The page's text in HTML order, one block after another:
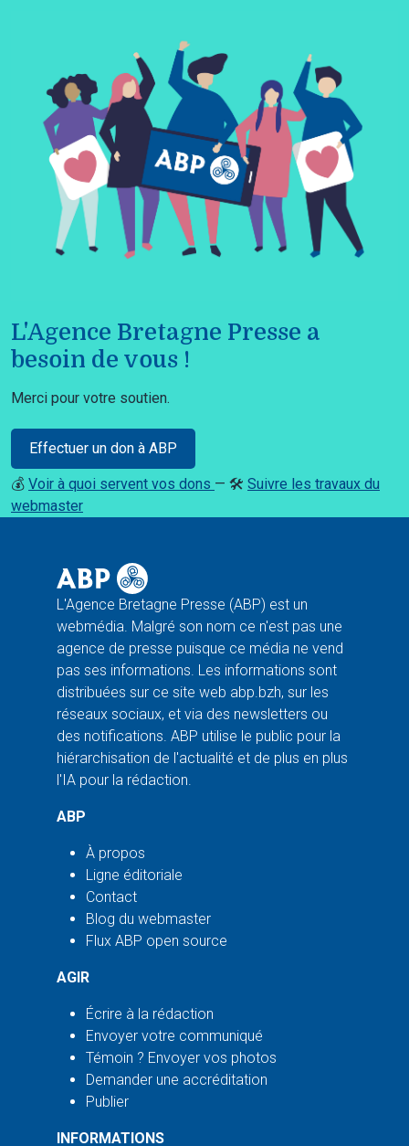
L'Agence Bretagne Presse a
besoin de vous !
Merci pour votre soutien.
Effectuer un don à ABP
💰 Voir à quoi servent vos dons — 🛠️ Suivre les travaux du
webmaster
L'Agence Bretagne Presse (ABP) est un
webmédia. Malgré son nom ce n'est pas une
agence de presse puisque ce média ne vend
pas ses informations. Les informations sont
distribuées sur ce site web abp.bzh, sur les
réseaux sociaux, et via des newsletters ou
des notifications. ABP utilise le public pour la
hiérarchisation de l'actualité et de plus en plus
l'IA pour la rédaction.
ABP
À propos
Ligne éditoriale
Contact
Blog du webmaster
Flux ABP open source
AGIR
Écrire à la rédaction
Envoyer votre communiqué
Témoin ? Envoyer vos photos
Demander une accréditation
Publier
INFORMATIONS